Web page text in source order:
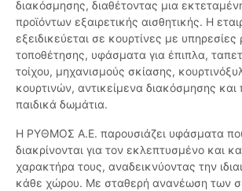
διακόσμησης, διαθέτοντας μια
προϊόντων εξαιρετικής αισθητικής. Η
εξειδικεύεται σε κουρτίνες με
τοποθέτησης, υφάσματα για έπιπλα,
τοίχου, μηχανισμούς σκίασης,
κουρτινών, αντικείμενα διακόσμησης και
παιδικά δωμάτια.
Η ΡΥΘΜΟΣ Α.Ε. παρουσιάζει υφάσματα
διακρίνονται για τον εκλεπτυσμένο και
χαρακτήρα τους, αναδεικνύοντας την
κάθε χώρου. Με σταθερή ανανέωση των